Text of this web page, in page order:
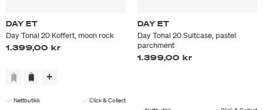
DAY ET
Day Tonal 20 Koffert, moon rock
1.399,00 kr
Nettbutikk Click & Collect
DAY ET
Day Tonal 20 Suitcase, pastel
parchment
1.399,00 kr